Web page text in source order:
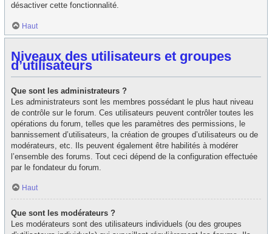
désactiver cette fonctionnalité.
Haut
Niveaux des utilisateurs et groupes
d’utilisateurs
Que sont les administrateurs ?
Les administrateurs sont les membres possédant le plus haut niveau
de contrôle sur le forum. Ces utilisateurs peuvent contrôler toutes les
opérations du forum, telles que les paramètres des permissions, le
bannissement d’utilisateurs, la création de groupes d’utilisateurs ou de
modérateurs, etc. Ils peuvent également être habilités à modérer
l’ensemble des forums. Tout ceci dépend de la configuration effectuée
par le fondateur du forum.
Haut
Que sont les modérateurs ?
Les modérateurs sont des utilisateurs individuels (ou des groupes